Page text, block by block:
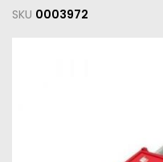
EPIs
SKU 0003972